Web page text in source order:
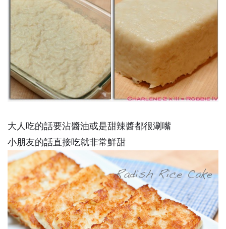
大人吃的話要沾醬油或是甜辣醬都很涮嘴
小朋友的話直接吃就非常鮮甜